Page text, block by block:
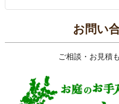
お問い
ご相談・お見積